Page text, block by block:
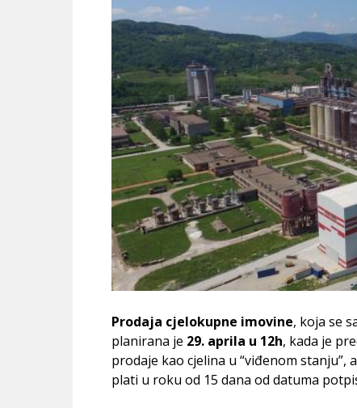
Prodaja cjelokupne imovine, koja se
planirana je 29. aprila u 12h, kada je
prodaje kao cjelina u “viđenom
plati u roku od 15 dana od datuma